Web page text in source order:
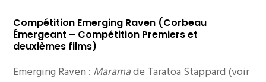
Compétition Emerging Raven (Corbeau
Émergeant – Compétition Premiers et
deuxièmes films)
Emerging Raven : Māramade Taratoa Stappard (voir